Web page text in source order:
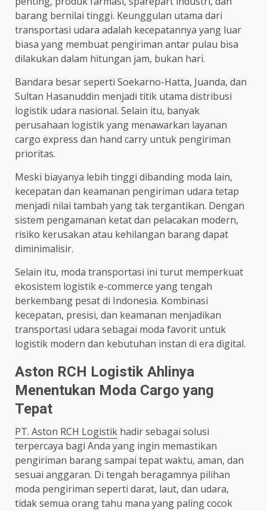
barang bernilai tinggi. Keunggulan utama dari
transportasi udara adalah kecepatannya yang luar
biasa yang membuat pengiriman antar pulau bisa
dilakukan dalam hitungan jam, bukan hari.
Bandara besar seperti Soekarno-Hatta, Juanda, dan
Sultan Hasanuddin menjadi titik utama distribusi
logistik udara nasional. Selain itu, banyak
perusahaan logistik yang menawarkan layanan
cargo express dan hand carry untuk pengiriman
prioritas.
Meski biayanya lebih tinggi dibanding moda lain,
kecepatan dan keamanan pengiriman udara tetap
menjadi nilai tambah yang tak tergantikan. Dengan
sistem pengamanan ketat dan pelacakan modern,
risiko kerusakan atau kehilangan barang dapat
diminimalisir.
Selain itu, moda transportasi ini turut memperkuat
ekosistem logistik e-commerce yang tengah
berkembang pesat di Indonesia. Kombinasi
kecepatan, presisi, dan keamanan menjadikan
transportasi udara sebagai moda favorit untuk
logistik modern dan kebutuhan instan di era digital.
Aston RCH Logistik Ahlinya
Menentukan Moda Cargo yang
Tepat
PT. Aston RCH Logistik hadir sebagai solusi
terpercaya bagi Anda yang ingin memastikan
pengiriman barang sampai tepat waktu, aman, dan
sesuai anggaran. Di tengah beragamnya pilihan
moda pengiriman seperti darat, laut, dan udara,
tidak semua orang tahu mana yang paling cocok